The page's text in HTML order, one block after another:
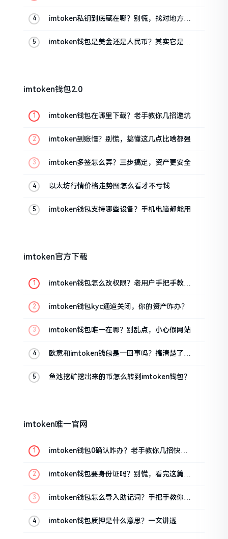
imtoken私钥到底藏在哪？别慌，找对地方才
imtoken钱包是美金还是人民币？其实它是个
imtoken钱包2.0
imtoken钱包在哪里下载？老手教你几招避坑
imtoken到账慢？别慌，搞懂这几点比啥都强
imtoken多签怎么弄？三步搞定，资产更安全
以太坊行情价格走势图怎么看才不亏钱
imtoken钱包支持哪些设备？手机电脑都能用
imtoken官方下载
imtoken钱包怎么改权限？老用户手把手教你
imtoken钱包kyc通道关闭，你的资产咋办？
imtoken钱包唯一在哪？别乱点，小心假网站
欧意和imtoken钱包是一回事吗？搞清楚了再
鱼池挖矿挖出来的币怎么转到imtoken钱包？
imtoken唯一官网
imtoken钱包0确认咋办？老手教你几招快速
imtoken钱包要身份证吗？别慌，看完这篇就
imtoken钱包怎么导入助记词？手把手教你找
imtoken钱包质押是什么意思？一文讲透